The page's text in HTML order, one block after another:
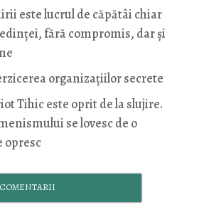
este lucrul de căpătâi chiar
fără compromis, dar și
organizaţiilor secrete
Tihic este oprit de la slujire.
se lovesc de o
opresc
COMENTARII